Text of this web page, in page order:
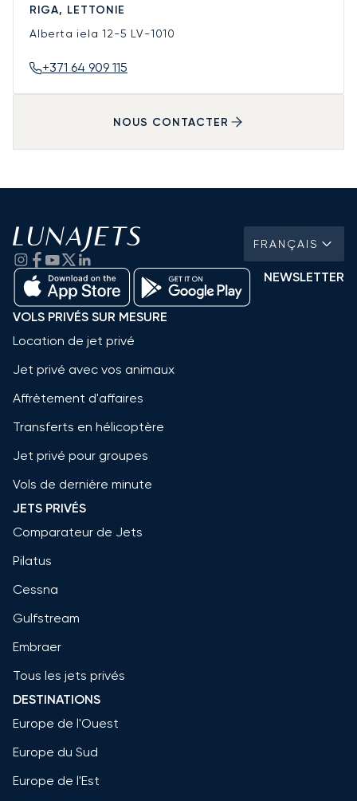
RIGA, LETTONIE
Alberta iela 12-5 LV-1010
+371 64 909 115
NOUS CONTACTER
FRANÇAIS
NEWSLETTER
VOLS PRIVÉS SUR MESURE
Location de jet privé
Jet privé avec vos animaux
Affrètement d'affaires
Transferts en hélicoptère
Jet privé pour groupes
Vols de dernière minute
JETS PRIVÉS
Comparateur de Jets
Pilatus
Cessna
Gulfstream
Embraer
Tous les jets privés
DESTINATIONS
Europe de l'Ouest
Europe du Sud
Europe de l'Est